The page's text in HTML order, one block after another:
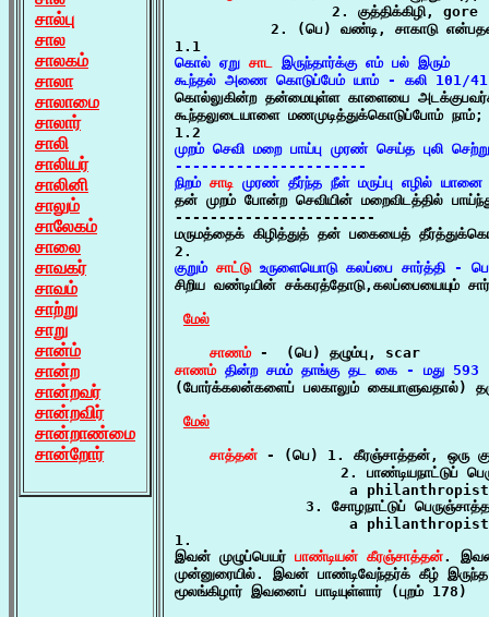
சால்பு
சால
சாலகம்
சாலா
சாலாமை
சாலார்
சாலி
சாலியர்
சாலினி
சாலும்
சாலேகம்
சாலை
சாவகர்
சாவம்
சாற்று
சாறு
சான்ம்
சான்ற
சான்றவர்
சான்றவிர்
சான்றாண்மை
சான்றோர்
                  2. குத்திக்கிழி, gore
2. (பெ) வண்டி, சாகாடு
கொல் ஏறு சாட இருந்தார்க்கு எம் பல் இரும்
கூந்தல் அணை கொடுப்பேம் யாம் - கலி 101/
கொல்லுகின்ற தன்மையுள்ள காளையை
கூந்தலுடையாளை மணமுடித்துக்கொடுப்போம் நாம்;
முறம் செவி மறை பாய்பு முரண் செய்த புலி செற்று
----------------------
நிறம் சாடி முரண் தீர்ந்த நீள் மருப்பு எழில்
தன் முறம் போன்ற செவியின் மறைவிடத்தில்
-----------------------
மருமத்தைக் கிழித்துத் தன் பகையைத்
குறும் சாட்டு உருளையொடு கலப்பை சார்த்தி -
சிறிய வண்டியின் சக்கரத்தோடு,கலப்பையையும்
மேல்
சாணம்
சாணம் தின்ற சமம் தாங்கு தட கை - மது 593
(போர்க்கலன்களைப் பலகாலும் கையாளுவதால்)
மேல்
சாத்தன் - (பெ) 1. கீரஞ்சாத்தன், ஒரு
2. பாண்டியநாட்டுப்
a
a
1.
இவன் முழுப்பெயர் பாண்டியன் கீரஞ்சாத்தன்.
முன்னுரையில். இவன் பாண்டிவேந்தர்க் கீழ்
மூலங்கிழார் இவனைப் பாடியுள்ளார் (புறம் 178)